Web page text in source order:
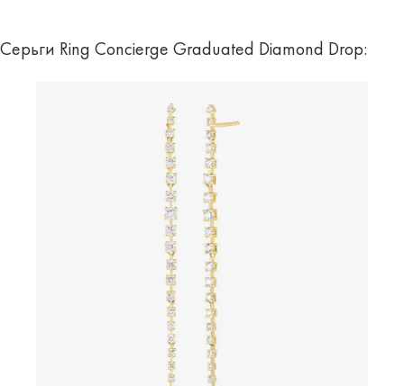
Серьги Ring Concierge Graduated Diamond Drop: